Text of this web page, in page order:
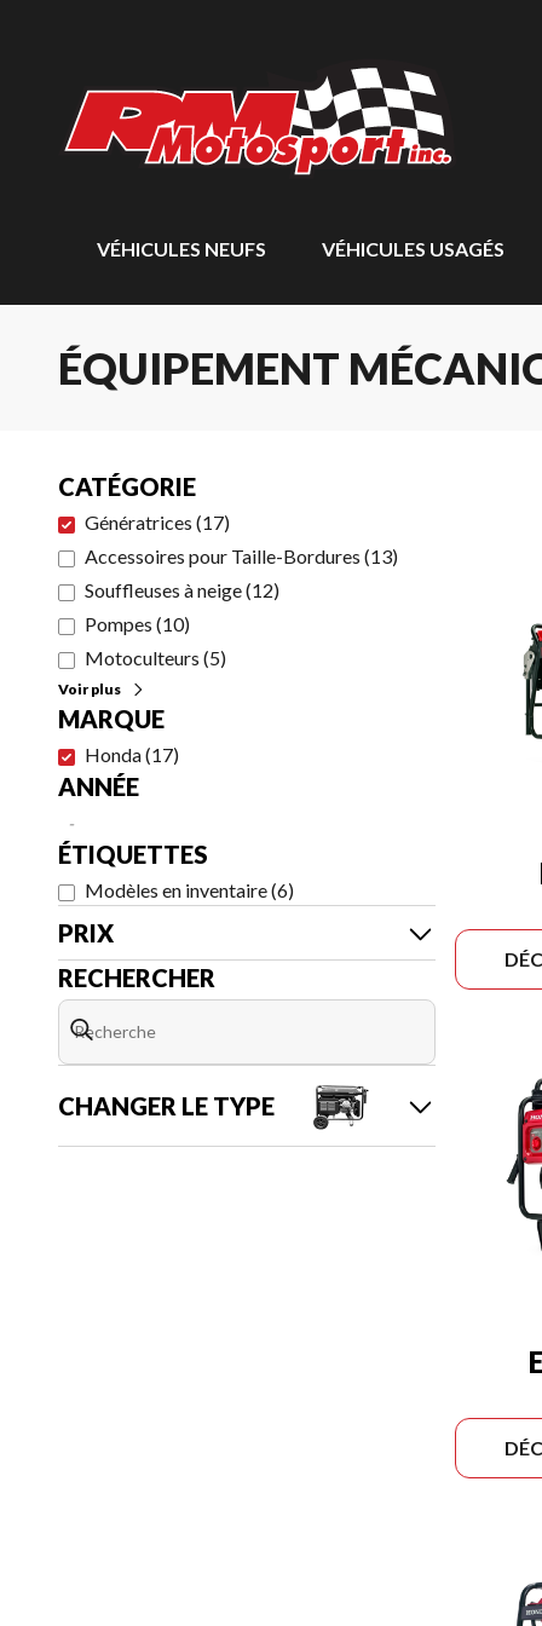
VÉHICULES NEUFS VÉHICULES USAGÉS
ÉQUIPEMENT
CATÉGORIE
Génératrices (17)
Accessoires pour Taille-Bordures (13)
Souffleuses à neige(12)
Pompes (10)
Motoculteurs (5)
Voir plus
MARQUE
Honda(17)
ANNÉE
-
ÉTIQUETTES
Modèles en inventaire(6)
PRIX
RECHERCHER
CHANGER LE TYPE